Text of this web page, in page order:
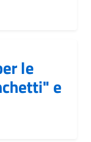
le
e